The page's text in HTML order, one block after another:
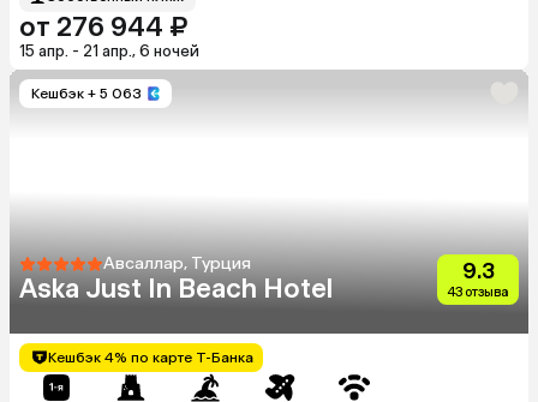
от 276 944 ₽
15 апр. - 21 апр., 6 ночей
Кешбэк + 5 063
Авсаллар, Турция
Aska Just In Beach Hotel
9.3
43 отзыва
Кешбэк 4% по карте Т-Банка